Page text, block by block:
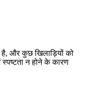
और कुछ खिलाड़ियों को
न होने के कारण